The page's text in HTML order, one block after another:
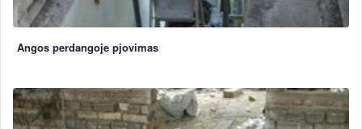
Angos perdangoje pjovimas